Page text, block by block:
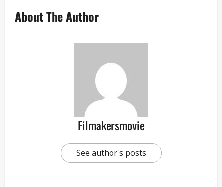
About The Author
Filmakersmovie
See author's posts